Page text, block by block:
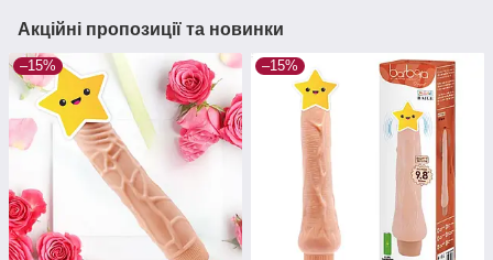
Акційні пропозиції та новинки
–15% –15%